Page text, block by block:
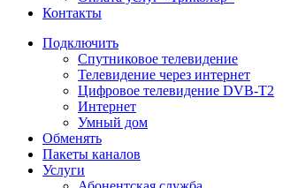
Контакты
Подключить
Спутниковое телевидение
Телевидение через интернет
Цифровое телевидение DVB-T2
Интернет
Умный дом
Обменять
Пакеты каналов
Услуги